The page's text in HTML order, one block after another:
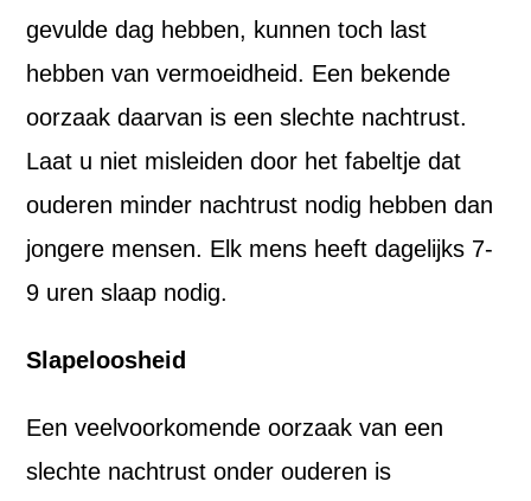
gevulde dag hebben, kunnen toch last
hebben van vermoeidheid. Een bekende
oorzaak daarvan is een slechte nachtrust.
Laat u niet misleiden door het fabeltje dat
ouderen minder nachtrust nodig hebben dan
jongere mensen. Elk mens heeft dagelijks 7-
9 uren slaap nodig.
Slapeloosheid
Een veelvoorkomende oorzaak van een
slechte nachtrust onder ouderen is